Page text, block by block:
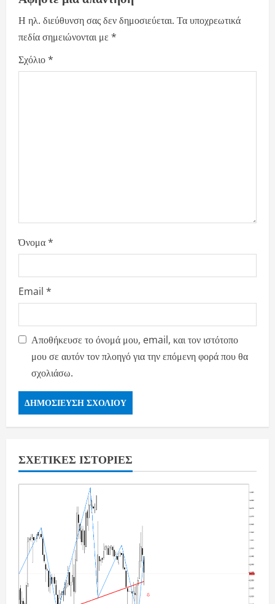
v
i
g
Η ηλ. διεύθυνση σας δεν δημοσιεύεται. Τα υποχρεωτικά
πεδία σημειώνονται με *
Σχόλιο*
Όνομα*
Email *
Αποθήκευσε το όνομά μου, email, και τον ιστότοπο
μου σε αυτόν τον πλοηγό για την επόμενη φορά που θα
σχολιάσω.
ΣΧΕΤΙΚΈΣ ΙΣΤΟΡΊΕΣ